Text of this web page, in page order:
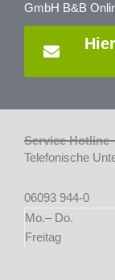
GmbH B&B
Service Hotline
Telefonische
06093 944-0
Mo.– Do.
Freitag